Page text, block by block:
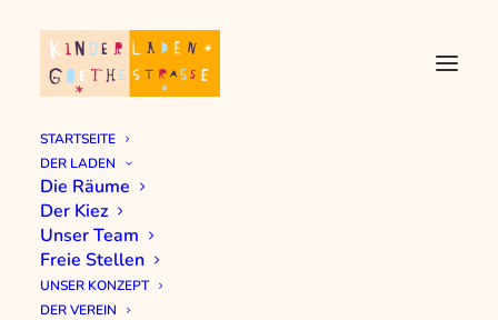
STARTSEITE
DER LADEN
Die Räume
Der Kiez
Unser Team
Freie Stellen
UNSER KONZEPT
DER VEREIN